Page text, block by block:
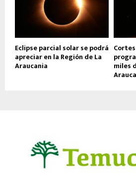
Eclipse parcial solar se podrá
apreciar en la Región de La
Araucania miles